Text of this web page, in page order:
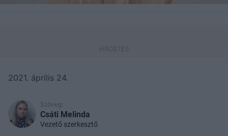
2021. április 24.
Szöveg:
Csáti Melinda
Vezető szerkesztő